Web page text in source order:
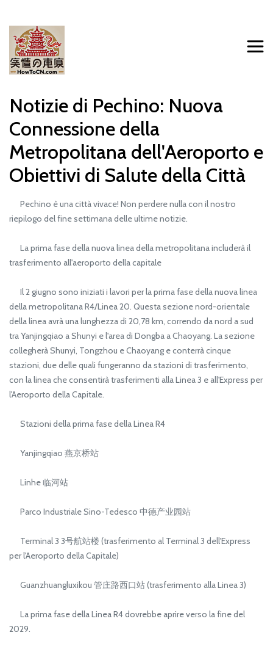
Notizie di Pechino: Nuova
Connessione della
Metropolitana dell'Aeroporto e
Obiettivi di Salute della Città
Pechino è una città vivace! Non perdere nulla con il nostro
riepilogo del fine settimana delle ultime notizie.
La prima fase della nuova linea della metropolitana includerà il
trasferimento all'aeroporto della capitale
Il 2 giugno sono iniziati i lavori per la prima fase della nuova linea
della metropolitana R4/Linea 20. Questa sezione nord-orientale
della linea avrà una lunghezza di 20,78 km, correndo da nord a sud
tra Yanjingqiao a Shunyi e l'area di Dongba a Chaoyang. La sezione
collegherà Shunyi, Tongzhou e Chaoyang e conterrà cinque
stazioni, due delle quali fungeranno da stazioni di trasferimento,
con la linea che consentirà trasferimenti alla Linea 3 e all'Express per
l'Aeroporto della Capitale.
Stazioni della prima fase della Linea R4
Yanjingqiao 燕京桥站
Linhe 临河站
Parco Industriale Sino-Tedesco 中德产业园站
Terminal 3 3号航站楼 (trasferimento al Terminal 3 dell'Express
per l'Aeroporto della Capitale)
Guanzhuangluxikou 管庄路西口站 (trasferimento alla Linea 3)
La prima fase della Linea R4 dovrebbe aprire verso la fine del
2029.